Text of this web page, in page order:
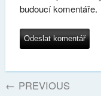
budoucí komentáře.
← PREVIOUS